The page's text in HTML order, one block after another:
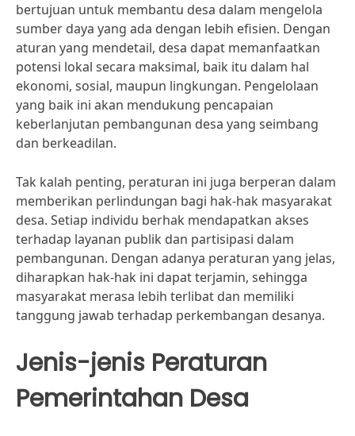
bertujuan untuk membantu desa dalam mengelola
sumber daya yang ada dengan lebih efisien. Dengan
aturan yang mendetail, desa dapat memanfaatkan
potensi lokal secara maksimal, baik itu dalam hal
ekonomi, sosial, maupun lingkungan. Pengelolaan
yang baik ini akan mendukung pencapaian
keberlanjutan pembangunan desa yang seimbang
dan berkeadilan.
Tak kalah penting, peraturan ini juga berperan dalam
memberikan perlindungan bagi hak-hak masyarakat
desa. Setiap individu berhak mendapatkan akses
terhadap layanan publik dan partisipasi dalam
pembangunan. Dengan adanya peraturan yang jelas,
diharapkan hak-hak ini dapat terjamin, sehingga
masyarakat merasa lebih terlibat dan memiliki
tanggung jawab terhadap perkembangan desanya.
Jenis-jenis Peraturan
Pemerintahan Desa